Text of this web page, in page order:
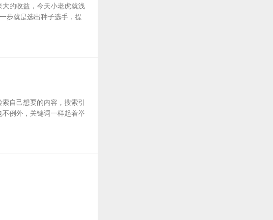
的收益，今天小老虎就浅
步就是选出种子选手，提
自己想要的内容，搜索引
例外，关键词一样起着举